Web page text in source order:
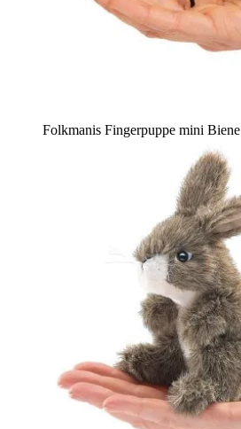
Folkmanis Fingerpuppe mini Biene